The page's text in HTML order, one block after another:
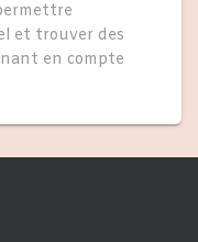
et trouver des
en compte